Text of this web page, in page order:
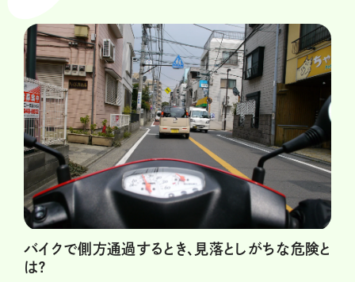
バイクで側方通過するとき、見落としがちな危険と
は？